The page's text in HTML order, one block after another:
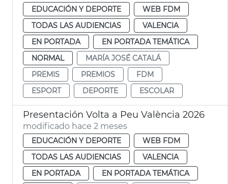
EDUCACIÓN Y DEPORTE
WEB FDM
TODAS LAS AUDIENCIAS
VALENCIA
EN PORTADA
EN PORTADA TEMÁTICA
NORMAL
MARÍA JOSÉ CATALÁ
PREMIS
PREMIOS
FDM
ESPORT
DEPORTE ESCOLAR
Presentación Volta a Peu València 2026
modificado hace 2 meses
EDUCACIÓN Y DEPORTE
WEB FDM
TODAS LAS AUDIENCIAS
VALENCIA
EN PORTADA
EN PORTADA TEMÁTICA